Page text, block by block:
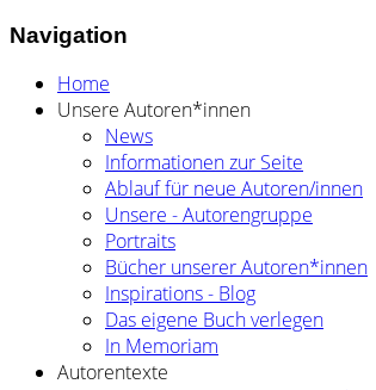
Navigation
Home
Unsere Autoren*innen
News
Informationen zur Seite
Ablauf für neue Autoren/innen
Unsere - Autorengruppe
Portraits
Bücher unserer Autoren*innen
Inspirations - Blog
Das eigene Buch verlegen
In Memoriam
Autorentexte